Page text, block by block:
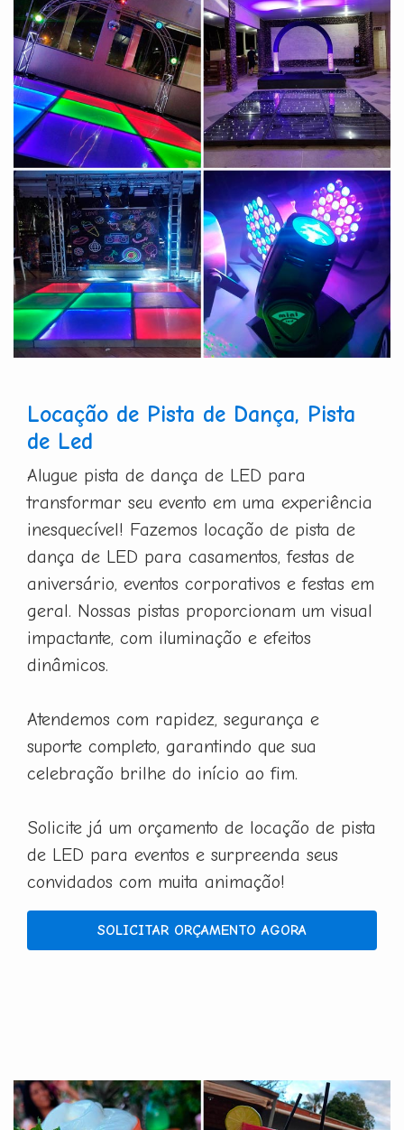
Locação de Pista de Dança, Pista
de Led
Alugue pista de dança de LED para
transformar seu evento em uma experiência
inesquecível! Fazemos locação de pista de
dança de LED para casamentos, festas de
aniversário, eventos corporativos e festas em
geral. Nossas pistas proporcionam um visual
impactante, com iluminação e efeitos
dinâmicos.
Atendemos com rapidez, segurança e
suporte completo, garantindo que sua
celebração brilhe do início ao fim.
Solicite já um orçamento de locação de pista
de LED para eventos e surpreenda seus
convidados com muita animação!
SOLICITAR ORÇAMENTO AGORA